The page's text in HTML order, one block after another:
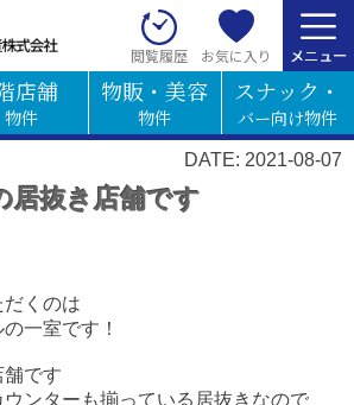
閲覧履歴 お気に入り
店舗
物件
物販・美容
物件
スナック・
バー向け物件
DATE: 2021-08-07
居抜き店舗です
くのは
一室です！
です
ンターも揃っている居抜きなので